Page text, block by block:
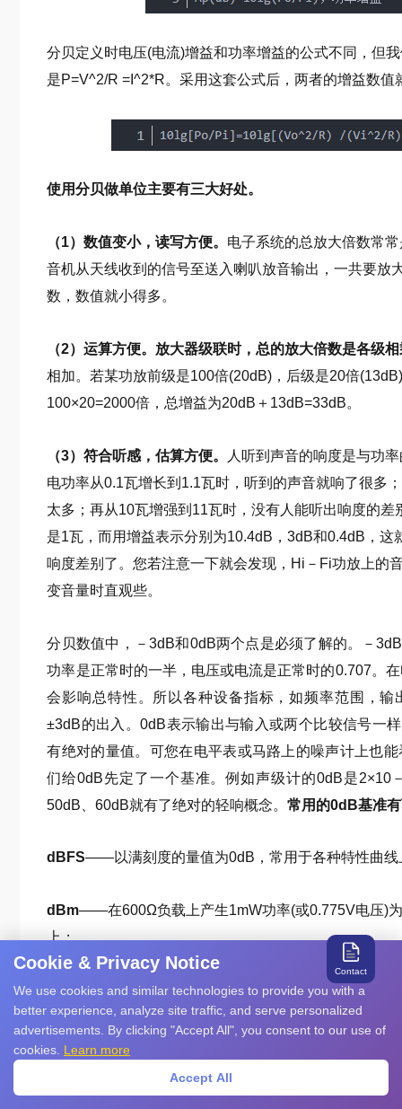
Cookie & Privacy Notice
We use cookies and similar technologies to provide you with a
better experience, analyze site traffic, and serve personalized
advertisements. By clicking "Accept All", you consent to our use of
cookies. Learn more
Accept All
Contact
分贝定义时电压(电流)增益和功率增益的公式不同，但
是P=V^2/R =I^2*R。采用这套公式后，两者的增益数值
使用分贝做单位主要有三大好处。
（1）数值变小，读写方便。 电子系统的总放大倍数常
音机从天线收到的信号至送入喇叭放音输出，一共要放
数，数值就小得多。
（2）运算方便。放大器级联时，总的放大倍数是各级
相加。若某功放前级是100倍(20dB)，后级是20倍
100×20=2000倍，总增益为20dB＋13dB=33dB。
（3）符合听感，估算方便。
人听到声音的响度是与功
电功率从0.1瓦增长到1.1瓦时，听到的声音就响了很多
太多；再从10瓦增强到11瓦时，没有人能听出响度的
是1瓦，而用增益表示分别为10.4dB，3dB和0.4dB，这
响度差别了。您若注意一下就会发现，Hi－Fi功放上的
变音量时直观些。
分贝数值中，－3dB和0dB两个点是必须了解的。－
功率是正常时的一半，电压或电流是正常时的0.707。
会影响总特性。所以各种设备指标，如频率范围，
±3dB的出入。0dB表示输出与输入或两个比较信号一
有绝对的量值。可您在电平表或马路上的噪声计上也
们给0dB先定了一个基准。例如声级计的0dB是2×10
50dB、60dB就有了绝对的轻响概念。常用的0dB基准
dBFS——以满刻度的量值为0dB，常用于各种特性曲线
dBm——在600Ω负载上产生1mW功率(或0.775V电压)
上；
dBV——以1伏为0dB；
dBW
一般读出多少dB后，就不用再化为电压、声压等物理